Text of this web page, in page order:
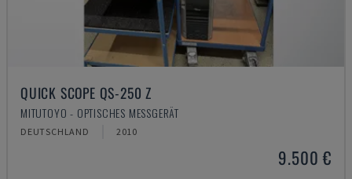
QUICK SCOPE QS-250 Z
MITUTOYO - OPTISCHES MESSGERÄT
DEUTSCHLAND 2010
9.500 €